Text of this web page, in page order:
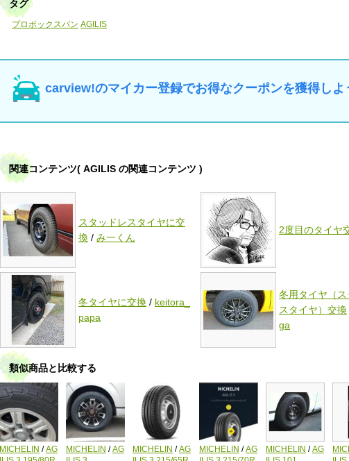
タグ
プロボックスバン AGILIS
carview!のマイカー登録でお得なクーポンを獲得しよ
関連コンテンツ( AGILIS の関連コンテンツ )
スタッドレスタイヤに交
換 / み一くん
2度目のタイヤ
冬タイヤに交換 / keitora_
papa
冬用タイヤ（ス
スタイヤ）交換
ga
類似商品と比較する
MICHELIN /AG
MICHELIN /AG
MICHELIN /AG
MICHELIN /AG
MICHELIN /AG